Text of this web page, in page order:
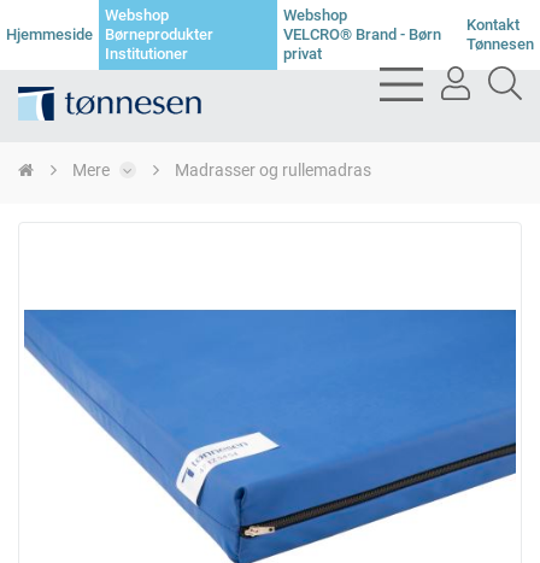
Hjemmeside
Webshop
Børneprodukter
Institutioner
Webshop
VELCRO® Brand - Børn
privat
Kontakt
Tønnesen
bars
light
user
Mere Madrasser og rullemadras